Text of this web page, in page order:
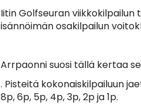
Iitin Golfseuran
isännöimän osakilpailun
Arrpaonni suosi tällä kertaa
. Pisteitä kokonaiskilpailuun
8p, 6p, 5p, 4p, 3p, 2p ja 1p.